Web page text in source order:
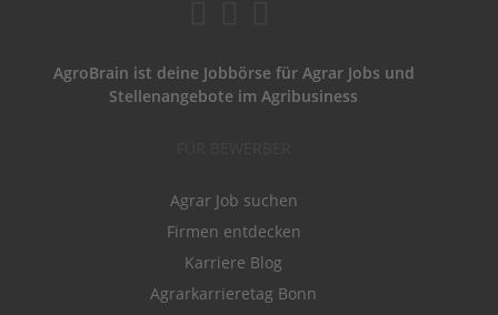
AgroBrain ist deine Jobbörse für Agrar Jobs und
Stellenangebote im Agribusiness
Agrar Job suchen
Firmen entdecken
Karriere Blog
Agrarkarrieretag Bonn